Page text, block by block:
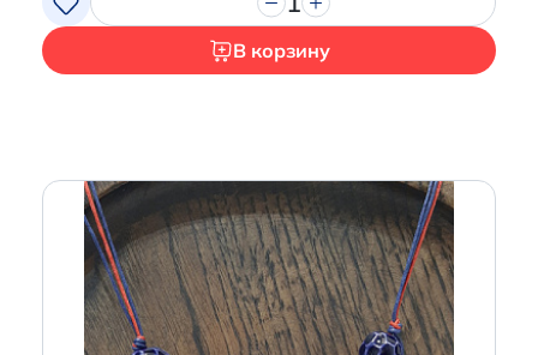
В корзину